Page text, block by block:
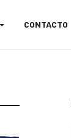
CONTACTO